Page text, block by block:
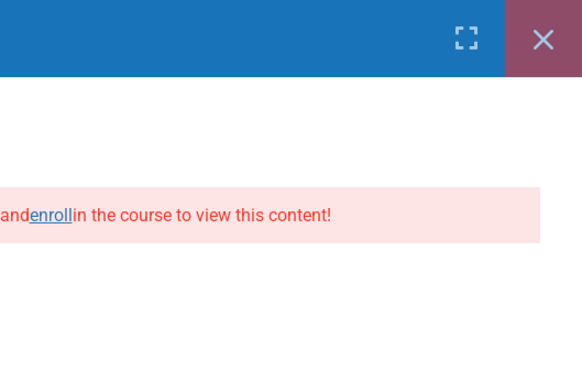
Quitter
andenrollin the course to view this content!